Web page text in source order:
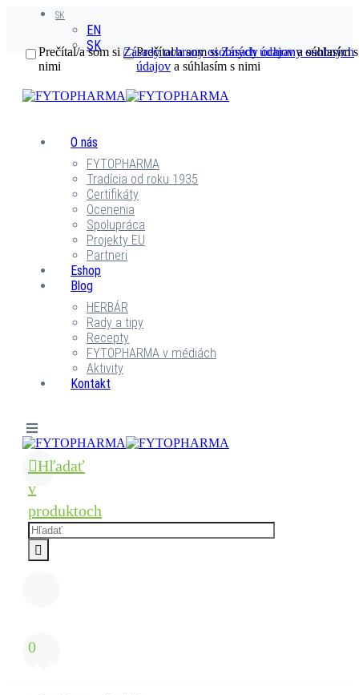
SK
EN
SK
O nás
FYTOPHARMA
Tradícia od roku 1935
Certifikáty
Ocenenia
Spolupráca
Projekty EU
Partneri
Eshop
Blog
HERBÁR
Rady a tipy
Recepty
FYTOPHARMA v médiách
Aktivity
Kontakt
Hľadať
v
produktoch
0
Prečítal/a som siZásady ochrany osobných
údajov a súhlasím s nimi
Prečítal/a som si Zásady ochrany osobných údajova súhlasím s
nimi